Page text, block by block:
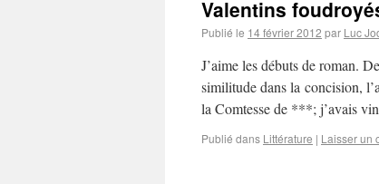
Valentins
Publié le 14 février 2012 par Luc
J’aime les débuts de roman.
similitude dans la concision,
la Comtesse de ***; j’avais
Publié dans Littérature | Laisser un